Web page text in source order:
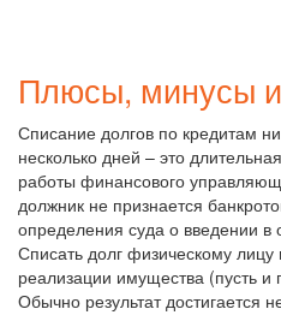
Плюсы, минусы
Списание долгов по кредитам
несколько дней – это
работы финансового
должник не признается
определения суда о введении в
Списать долг физическому
реализации имущества (пусть
Обычно результат достигается